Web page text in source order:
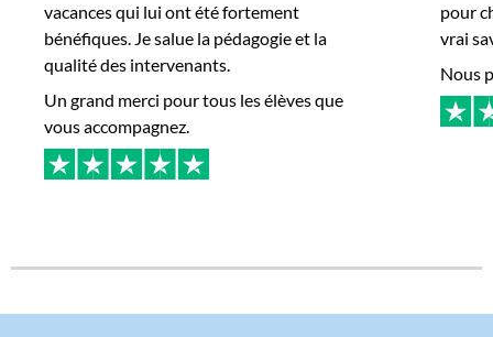
vacances qui lui ont été fortement
bénéfiques. Je salue la pédagogie et la
qualité des intervenants.
Un grand merci pour tous les élèves que
vous accompagnez.
pour
vrai
Nous